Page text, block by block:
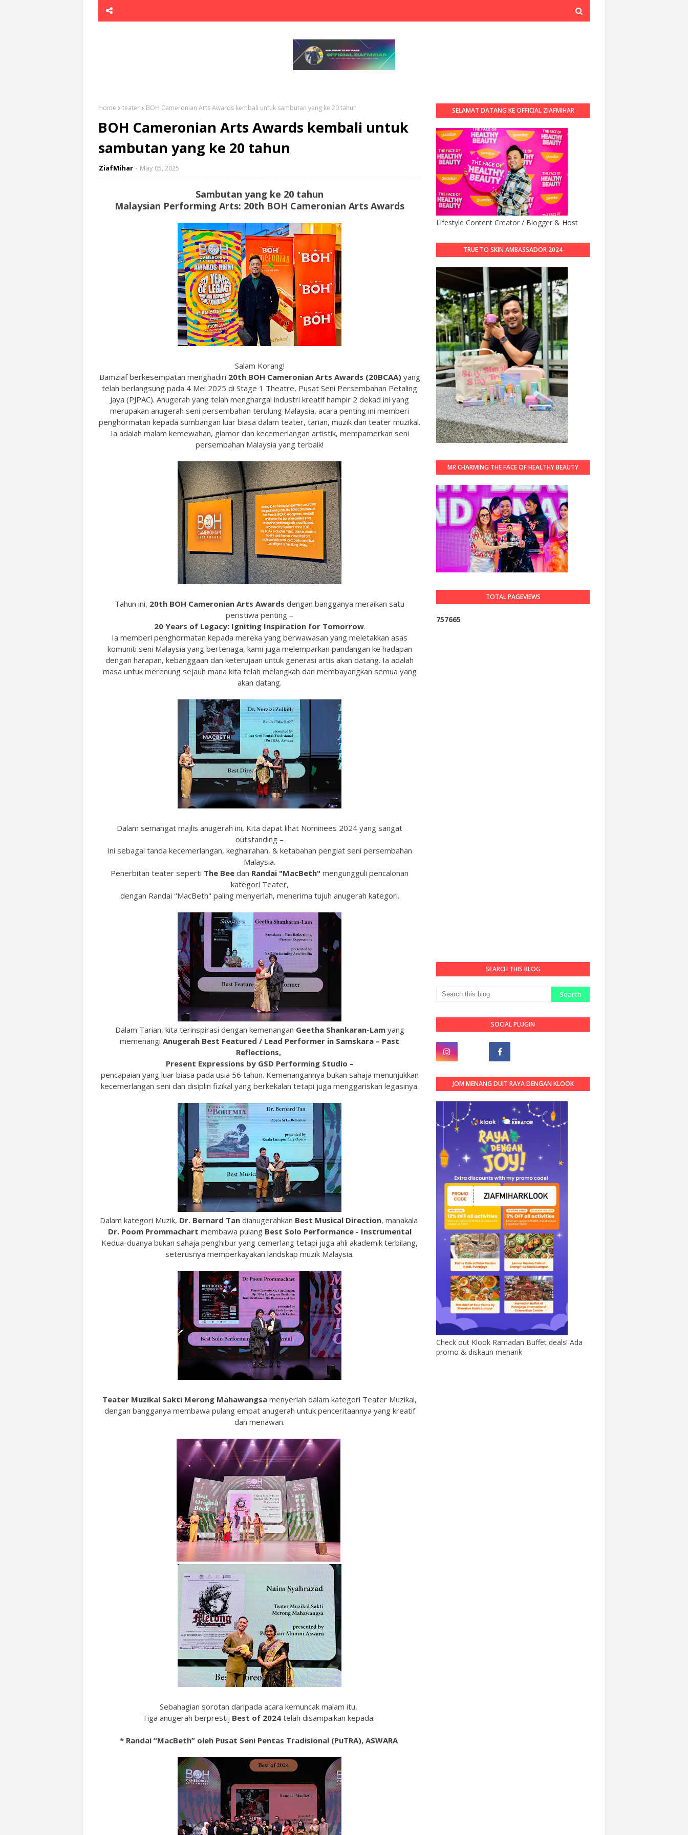
Home teater BOH Cameronian Arts Awards kembali untuk sambutan yang ke 20 tahun
BOH Cameronian Arts Awards kembali untuk
sambutan yang ke 20 tahun
ZiafMihar May 05, 2025
Sambutan yang ke 20 tahun
Malaysian Performing Arts: 20th BOH Cameronian Arts Awards
Salam Korang!
Bamziaf berkesempatan menghadiri 20th BOH Cameronian Arts Awards (20BCAA) yang
telah berlangsung pada 4 Mei 2025 di Stage 1 Theatre, Pusat Seni Persembahan Petaling
Jaya (PJPAC). Anugerah yang telah menghargai industri kreatif hampir 2 dekad ini yang
merupakan anugerah seni persembahan terulung Malaysia, acara penting ini memberi
penghormatan kepada sumbangan luar biasa dalam teater, tarian, muzik dan teater muzikal.
Ia adalah malam kemewahan, glamor dan kecemerlangan artistik, mempamerkan seni
persembahan Malaysia yang terbaik!
Tahun ini, 20th BOH Cameronian Arts Awards dengan bangganya meraikan satu
peristiwa penting –
20 Years of Legacy: Igniting Inspiration for Tomorrow.
Ia memberi penghormatan kepada mereka yang berwawasan yang meletakkan asas
komuniti seni Malaysia yang bertenaga, kami juga melemparkan pandangan ke hadapan
dengan harapan, kebanggaan dan keterujaan untuk generasi artis akan datang. Ia adalah
masa untuk merenung sejauh mana kita telah melangkah dan membayangkan semua yang
akan datang.
Dalam semangat majlis anugerah ini, Kita dapat lihat Nominees 2024 yang sangat
outstanding –
Ini sebagai tanda kecemerlangan, keghairahan, & ketabahan pengiat seni persembahan
Malaysia.
Penerbitan teater seperti The Bee dan Randai "MacBeth" mengungguli pencalonan
kategori Teater,
dengan Randai "MacBeth" paling menyerlah, menerima tujuh anugerah kategori.
Dalam Tarian, kita terinspirasi dengan kemenangan Geetha Shankaran-Lamyang
memenangi Anugerah Best Featured / Lead Performer in Samskara – Past
Reflections,
Present Expressions by GSD Performing Studio –
pencapaian yang luar biasa pada usia 56 tahun. Kemenangannya bukan sahaja menunjukkan
kecemerlangan seni dan disiplin fizikal yang berkekalan tetapi juga menggariskan legasinya.
Dalam kategori Muzik, Dr. Bernard Tandianugerahkan Best Musical Direction, manakala
Dr. Poom Prommachart membawa pulang Best Solo Performance - Instrumental
Kedua-duanya bukan sahaja penghibur yang cemerlang tetapi juga ahli akademik terbilang,
seterusnya memperkayakan landskap muzik Malaysia.
Teater Muzikal Sakti Merong Mahawangsa menyerlah dalam kategori Teater Muzikal,
dengan bangganya membawa pulang empat anugerah untuk penceritaannya yang kreatif
dan menawan.
Sebahagian sorotan daripada acara kemuncak malam itu,
Tiga anugerah berprestij Best of 2024 telah disampaikan kepada:
* Randai “MacBeth” oleh Pusat Seni Pentas Tradisional (PuTRA), ASWARA
SELAMAT DATANG KE OFFICIAL ZIAFMIHAR
Lifestyle Content Creator / Blogger & Host
TRUE TO SKIN AMBASSADOR 2024
MR CHARMING THE FACE OF HEALTHY BEAUTY
TOTAL PAGEVIEWS
757665
SEARCH THIS BLOG
SOCIAL PLUGIN
JOM MENANG DUIT RAYA DENGAN KLOOK
Check out Klook Ramadan Buffet deals! Ada
promo & diskaun menarik